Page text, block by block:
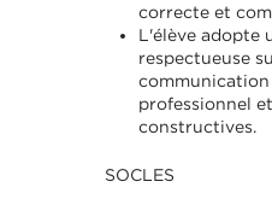
correcte et
L'élève adopte
respectueuse
professionnel
constructives.
SOCLES